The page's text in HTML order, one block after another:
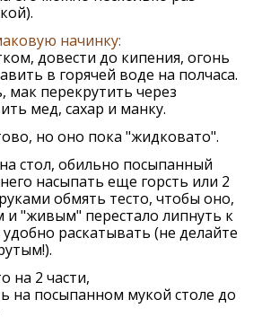
начинку:
довести до кипения, огонь
в горячей воде на полчаса.
мак перекрутить через
мед, сахар и манку.
но оно пока "жидковато".
стол, обильно посыпанный
насыпать еще горсть или 2
обмять тесто, чтобы оно,
и "живым" перестало липнуть к
раскатывать (не делайте
на 2 части,
на посыпанном мукой столе до